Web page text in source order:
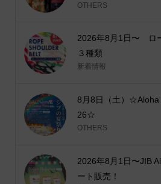
OTHERS
2026年8月1日〜 ロ
３種類
新着情報
8月8日（土）☆Aloha
26☆
OTHERS
2026年8月1日〜JIB
ート販売！